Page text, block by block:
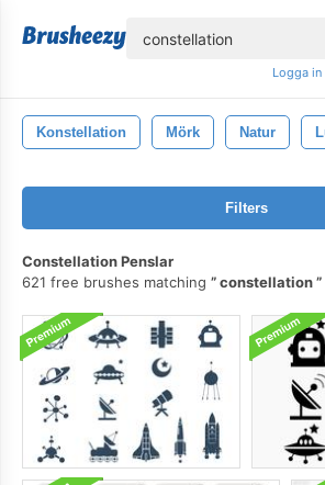
Logga in
Konstellation Mörk Natur
Filters
Constellation Penslar
621 free brushes matching
constellation